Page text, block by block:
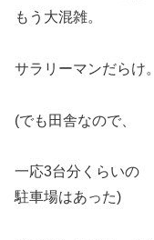
もう大混雑。
サラリーマンだらけ。
(でも田舎なので、
一応3台分くらいの
駐車場はあった)